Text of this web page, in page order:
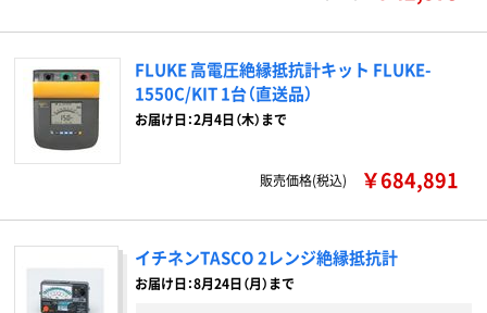
FLUKE 高電圧絶縁抵抗計キット FLUKE-
1550C/KIT 1台（直送品）
お届け日：2月4日（木）まで
販売価格(税込) ￥684,891
イチネンTASCO 2レンジ絶縁抵抗計
お届け日：8月24日（月）まで